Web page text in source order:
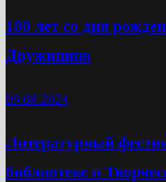
100 лет со дня
Дружинина
09.08.2024
Литературный
библиотеке и